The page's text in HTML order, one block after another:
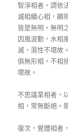
智淨相者，謂依
滅相續心相，顯
皆是無明。無明
因風波動，水相
滅，濕性不壞故
俱無形相，不相
壞故。
不思議業相者，
相，常無斷絕。
復次，覺體相者